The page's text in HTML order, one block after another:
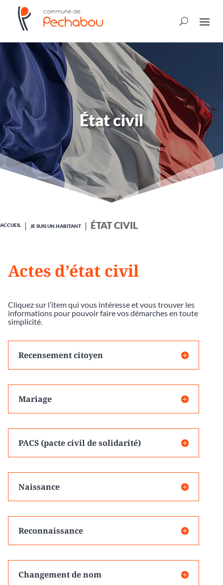
État civil
ACCUEIL JE SUIS UN HABITANT ÉTAT CIVIL
Actes d’état civil
Cliquez sur l’item qui vous intéresse et vous trouver les
informations pour pouvoir faire vos démarches en toute
simplicité.
Recensement citoyen
Mariage
PACS (pacte civil de solidarité)
Naissance
Reconnaissance
Changement de nom